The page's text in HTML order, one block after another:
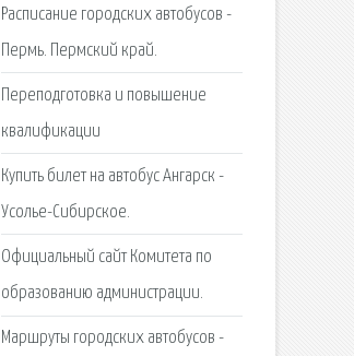
Расписание городских автобусов -
Пермь. Пермский край.
Переподготовка и повышение
квалификации
Купить билет на автобус Ангарск -
Усолье-Сибирское.
Официальный сайт Комитета по
образованию администрации.
Маршруты городских автобусов -